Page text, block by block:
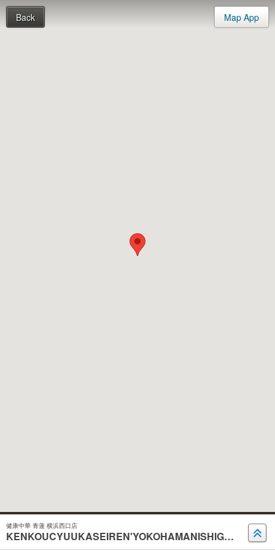
Back Map App
健康中華 青蓮 横浜西口店
KENKOUCYUUKASEIREN'YOKOHAMANISHIGUCHI